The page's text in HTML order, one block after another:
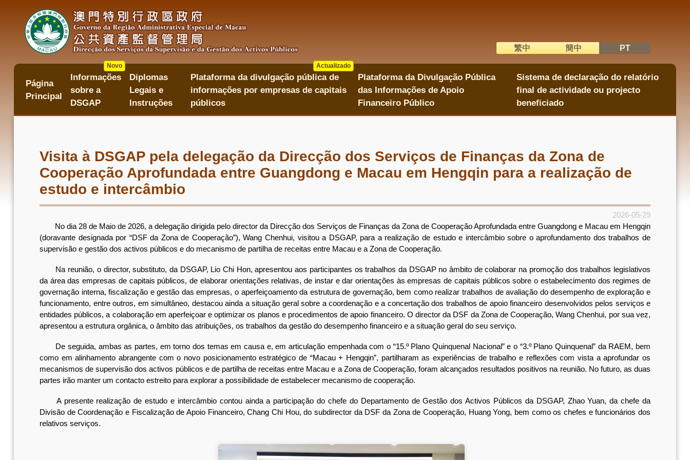
conteúdo
語系切換
繁中 簡中 PT
Página
Principal
Informações
sobre a
DSGAP
Novo
Diplomas
Legais e
Instruções
Plataforma da divulgação pública de
informações por empresas de capitais
públicos
Actualizado
Plataforma da Divulgação Pública
das Informações de Apoio
Financeiro Público
Sistema de declaração do relatório
final de actividade ou projecto
beneficiado
Visita à DSGAP pela delegação da Direcção dos Serviços de Finanças da Zona de
Cooperação Aprofundada entre Guangdong e Macau em Hengqin para a realização de
estudo e intercâmbio
2026-05-29
No dia 28 de Maio de 2026, a delegação dirigida pelo director da Direcção dos Serviços de Finanças da Zona de Cooperação Aprofundada entre Guangdong e Macau em Hengqin
(doravante designada por “DSF da Zona de Cooperação”), Wang Chenhui, visitou a DSGAP, para a realização de estudo e intercâmbio sobre o aprofundamento dos trabalhos de
supervisão e gestão dos activos públicos e do mecanismo de partilha de receitas entre Macau e a Zona de Cooperação.
Na reunião, o director, substituto, da DSGAP, Lio Chi Hon, apresentou aos participantes os trabalhos da DSGAP no âmbito de colaborar na promoção dos trabalhos legislativos
da área das empresas de capitais públicos, de elaborar orientações relativas, de instar e dar orientações às empresas de capitais públicos sobre o estabelecimento dos regimes de
governação interna, fiscalização e gestão das empresas, o aperfeiçoamento da estrutura de governação, bem como realizar trabalhos de avaliação do desempenho de exploração e
funcionamento, entre outros, em simultâneo, destacou ainda a situação geral sobre a coordenação e a concertação dos trabalhos de apoio financeiro desenvolvidos pelos serviços e
entidades públicos, a colaboração em aperfeiçoar e optimizar os planos e procedimentos de apoio financeiro. O director da DSF da Zona de Cooperação, Wang Chenhui, por sua vez,
apresentou a estrutura orgânica, o âmbito das atribuições, os trabalhos da gestão do desempenho financeiro e a situação geral do seu serviço.
De seguida, ambas as partes, em torno dos temas em causa e, em articulação empenhada com o “15.º Plano Quinquenal Nacional” e o “3.º Plano Quinquenal” da RAEM, bem
como em alinhamento abrangente com o novo posicionamento estratégico de “Macau + Hengqin”, partilharam as experiências de trabalho e reflexões com vista a aprofundar os
mecanismos de supervisão dos activos públicos e de partilha de receitas entre Macau e a Zona de Cooperação, foram alcançados resultados positivos na reunião. No futuro, as duas
partes irão manter um contacto estreito para explorar a possibilidade de estabelecer mecanismo de cooperação.
A presente realização de estudo e intercâmbio contou ainda a participação do chefe do Departamento de Gestão dos Activos Públicos da DSGAP, Zhao Yuan, da chefe da
Divisão de Coordenação e Fiscalização de Apoio Financeiro, Chang Chi Hou, do subdirector da DSF da Zona de Cooperação, Huang Yong, bem como os chefes e funcionários dos
relativos serviços.